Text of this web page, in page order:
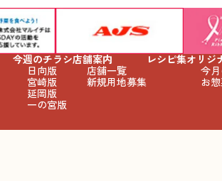
今週のチラシ
日向版
宮崎版
延岡版
一の宮版
店舗案内
店舗一覧
新規用地募集
レシピ集オリジ
今
お